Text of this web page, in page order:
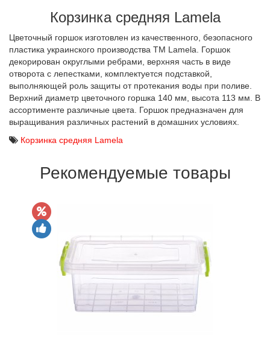
Корзинка средняя Lamela
Цветочный горшок изготовлен из качественного, безопасного
пластика украинского производства ТМ Lamela. Горшок
декорирован округлыми ребрами, верхняя часть в виде
отворота с лепестками, комплектуется подставкой,
выполняющей роль защиты от протекания воды при поливе.
Верхний диаметр цветочного горшка 140 мм, высота 113 мм. В
ассортименте различные цвета. Горшок предназначен для
выращивания различных растений в домашних условиях.
Корзинка средняя Lamela
Рекомендуемые товары